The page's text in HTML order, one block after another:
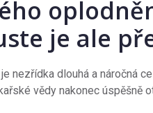
je ale
nezřídka dlouhá a náročná
vědy nakonec úspěšně